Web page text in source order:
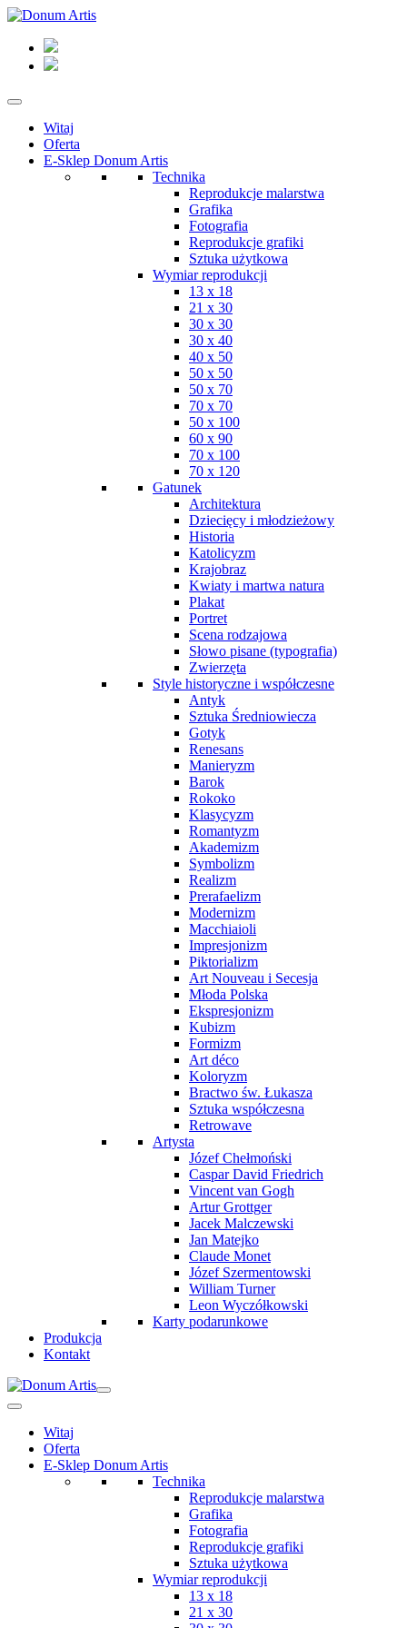
Witaj
Oferta
E-Sklep Donum Artis
Technika
Reprodukcje malarstwa
Grafika
Fotografia
Reprodukcje grafiki
Sztuka użytkowa
Wymiar reprodukcji
13 x 18
21 x 30
30 x 30
30 x 40
40 x 50
50 x 50
50 x 70
70 x 70
50 x 100
60 x 90
70 x 100
70 x 120
Gatunek
Architektura
Dziecięcy i młodzieżowy
Historia
Katolicyzm
Krajobraz
Kwiaty i martwa natura
Plakat
Portret
Scena rodzajowa
Słowo pisane (typografia)
Zwierzęta
Style historyczne i współczesne
Antyk
Sztuka Średniowiecza
Gotyk
Renesans
Manieryzm
Barok
Rokoko
Klasycyzm
Romantyzm
Akademizm
Symbolizm
Realizm
Prerafaelizm
Modernizm
Macchiaioli
Impresjonizm
Piktorializm
Art Nouveau i Secesja
Młoda Polska
Ekspresjonizm
Kubizm
Formizm
Art déco
Koloryzm
Bractwo św. Łukasza
Sztuka współczesna
Retrowave
Artysta
Józef Chełmoński
Caspar David Friedrich
Vincent van Gogh
Artur Grottger
Jacek Malczewski
Jan Matejko
Claude Monet
Józef Szermentowski
William Turner
Leon Wyczółkowski
Karty podarunkowe
Produkcja
Kontakt
Witaj
Oferta
E-Sklep Donum Artis
Technika
Reprodukcje malarstwa
Grafika
Fotografia
Reprodukcje grafiki
Sztuka użytkowa
Wymiar reprodukcji
13 x 18
21 x 30